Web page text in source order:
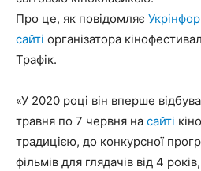
Про це, як повідомляє
сайті організатора
Трафік.
«У 2020 році він вперше
травня по 7 червня на сайті
традицією, до конкурсної
фільмів для глядачів від 4